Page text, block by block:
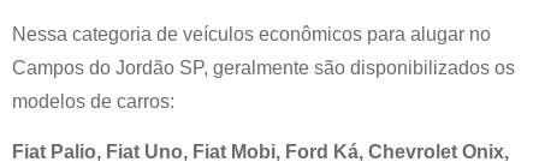
Nessa categoria de veículos econômicos para alugar no
Campos do Jordão SP, geralmente são disponibilizados os
modelos de carros:
Fiat Palio, Fiat Uno, Fiat Mobi, Ford Ká, Chevrolet Onix,